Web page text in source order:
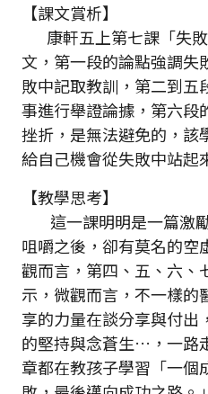
【課文賞析】
康軒五上第七課「失
文，第一段的論點強調失
敗中記取教訓，第二到五
事進行舉證論據，第六段
挫折，是無法避免的，該
給自己機會從失敗中站起
【教學思考】
這一課明明是一篇激
咀嚼之後，卻有莫名的空
觀而言，第四、五、六、
示，微觀而言，不一樣的
享的力量在談分享與付出
的堅持與念蒼生…，一路
章都在教孩子學習「一個